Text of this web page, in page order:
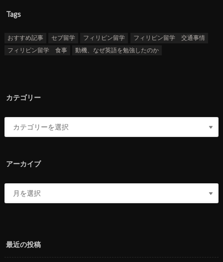
Tags
おすすめ記事 セブ留学 フィリピン留学
フィリピン留学 交通事情
フィリピン留学 食事
動機、なぜ英語を勉強したのか
カテゴリー
アーカイブ
最近の投稿